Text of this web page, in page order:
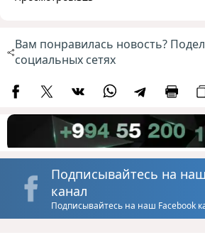
Вам понравилась новость?
социальных сетях
Подписывайтесь на
канал
Подписывайтесь на наш Facebook